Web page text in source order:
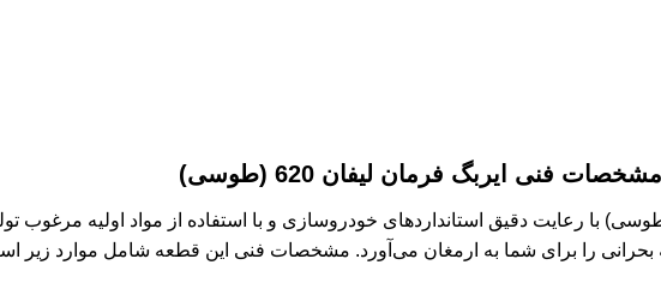
فنی ایربگ فرمان لیفان 620 (طوسی)
فرمان لیفان 620 (طوسی) با رعایت دقیق استانداردهای خودروسازی و با استفاده از مواد
بحرانی را برای شما به ارمغان می‌آورد. مشخصات فنی این قطعه شامل موارد زیر